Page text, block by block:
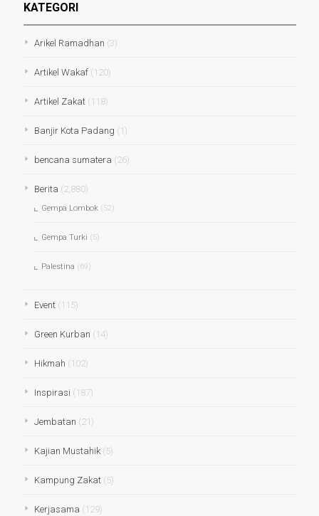
KATEGORI
Arikel Ramadhan (3)
Artikel Wakaf(120)
Artikel Zakat(118)
Banjir Kota Padang (1)
bencana sumatera (26)
Berita (2,880)
Gempa Lombok(52)
Gempa Turki (5)
Palestina (69)
Event(115)
Green Kurban (14)
Hikmah (102)
Inspirasi (187)
Jembatan (21)
Kajian Mustahik(5)
Kampung Zakat(5)
Kerjasama (129)